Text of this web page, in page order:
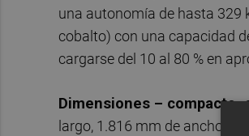
una autonomía de hasta 329
cobalto) con una capacidad
cargarse del 10 al 80 % en
Dimensiones – compacto,
largo, 1.816 mm de ancho y